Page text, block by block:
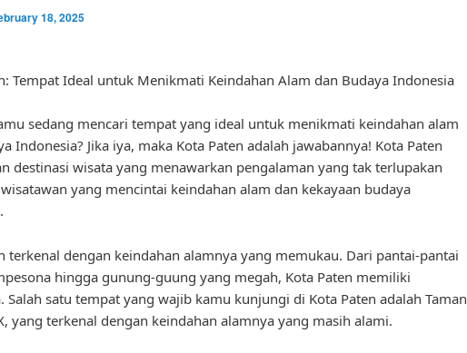
18, 2025
Tempat Ideal untuk Menikmati Keindahan Alam dan Budaya Indonesia
sedang mencari tempat yang ideal untuk menikmati keindahan alam
Indonesia? Jika iya, maka Kota Paten adalah jawabannya! Kota Paten
destinasi wisata yang menawarkan pengalaman yang tak terlupakan
yang mencintai keindahan alam dan kekayaan budaya
terkenal dengan keindahan alamnya yang memukau. Dari pantai-pantai
hingga gunung-guung yang megah, Kota Paten memiliki
Salah satu tempat yang wajib kamu kunjungi di Kota Paten adalah Taman
yang terkenal dengan keindahan alamnya yang masih alami.